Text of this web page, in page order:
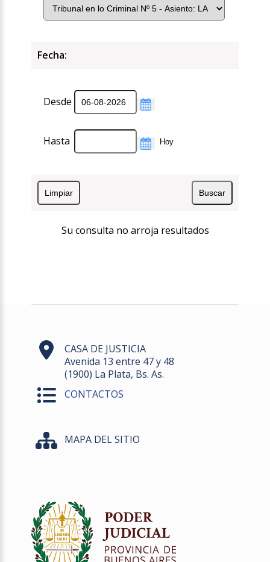
Fecha:
Desde
Hasta
Su consulta no arroja resultados
CASA DE JUSTICIA
Avenida 13 entre 47 y 48
(1900) La Plata, Bs. As.
CONTACTOS
MAPA DEL SITIO